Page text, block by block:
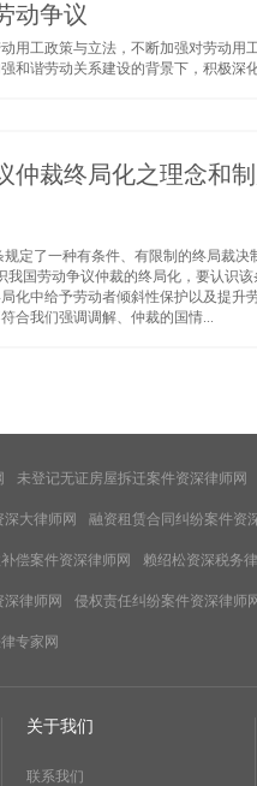
动争议
用工政策与立法，不断加强对劳动
和谐劳动关系建设的背景下，积极
仲裁终局化之理念和
规定了一种有条件、有限制的终局裁
我国劳动争议仲裁的终局化，要认识
化中给予劳动者倾斜性保护以及提
合我们强调调解、仲裁的国情...
未登记无证房屋拆迁案件资深律师网
大律师网 融资租赁合同纠纷案件资
偿案件资深律师网 赖绍松资深税务
律师网 侵权责任纠纷案件资深律师
专家网
关于我们
联系我们